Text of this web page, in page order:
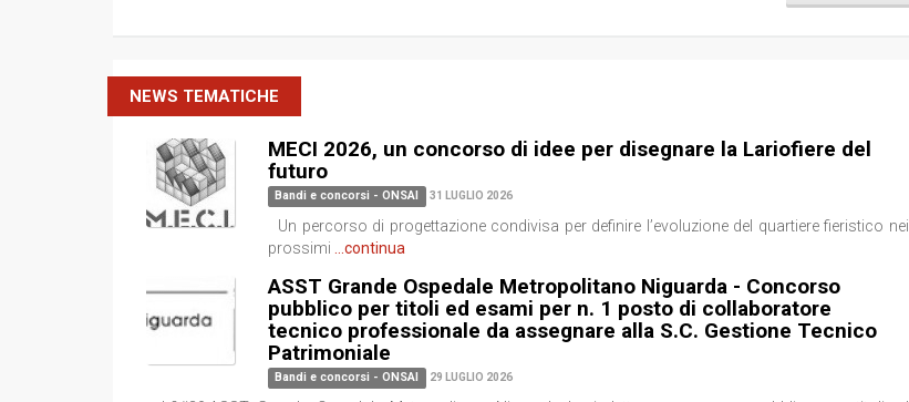
NEWS TEMATICHE
MECI 2026, un concorso di idee per disegnare la Lariofiere del
futuro
Bandi e concorsi - ONSAI 31 LUGLIO 2026
Un percorso di progettazione condivisa per definire l’evoluzione del quartiere fieristico nei
prossimi ...continua
ASST Grande Ospedale Metropolitano Niguarda - Concorso
pubblico per titoli ed esami per n. 1 posto di collaboratore
tecnico professionale da assegnare alla S.C. Gestione Tecnico
Patrimoniale
Bandi e concorsi - ONSAI 29 LUGLIO 2026